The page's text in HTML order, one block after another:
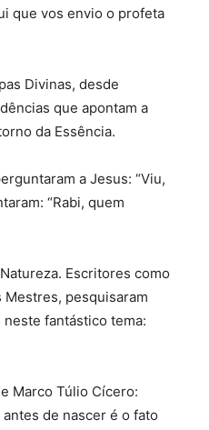
que vos envio o profeta
Divinas, desde
que apontam a
da Essência.
a Jesus: “Viu,
“Rabi, quem
Escritores como
pesquisaram
fantástico tema:
Marco Túlio Cícero:
de nascer é o fato